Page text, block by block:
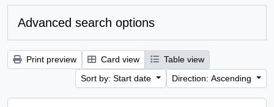
Advanced search options
Print preview Card view
Table view
Sort by: Start date
Direction: Ascending